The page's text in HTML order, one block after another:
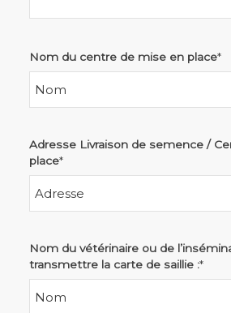
Nom du centre de mise en place*
Adresse Livraison de semence /
place*
Nom du vétérinaire ou de
transmettre la carte de saillie :*